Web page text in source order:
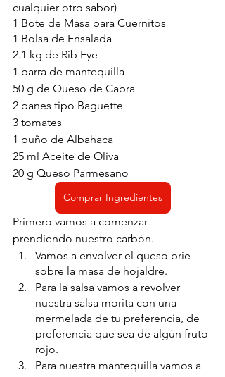
cualquier otro sabor)
1 Bote de Masa para Cuernitos
1 Bolsa de Ensalada
2.1 kg de Rib Eye
1 barra de mantequilla
50 g de Queso de Cabra
2 panes tipo Baguette
3 tomates
1 puño de Albahaca
25 ml Aceite de Oliva
20 g Queso Parmesano
Comprar Ingredientes
Primero vamos a comenzar
prendiendo nuestro carbón.
Vamos a envolver el queso brie
sobre la masa de hojaldre.
Para la salsa vamos a revolver
nuestra salsa morita con una
mermelada de tu preferencia, de
preferencia que sea de algún fruto
rojo.
Para nuestra mantequilla vamos a